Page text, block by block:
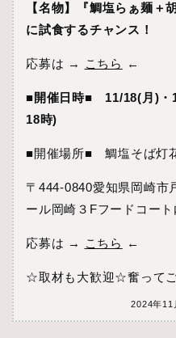
【名物】『鯛塩らぁ麺＋
に試食するチャンス！
応募は → こちら ←
■開催日時■ 11/18( 月 ) ・
18時)
■開催場所■ 鯛塩そば灯
〒 444-0840愛知県岡崎市
ール岡崎３ Fフードコート
応募は → こちら ←
☆取材も大歓迎☆奮って
2024年11